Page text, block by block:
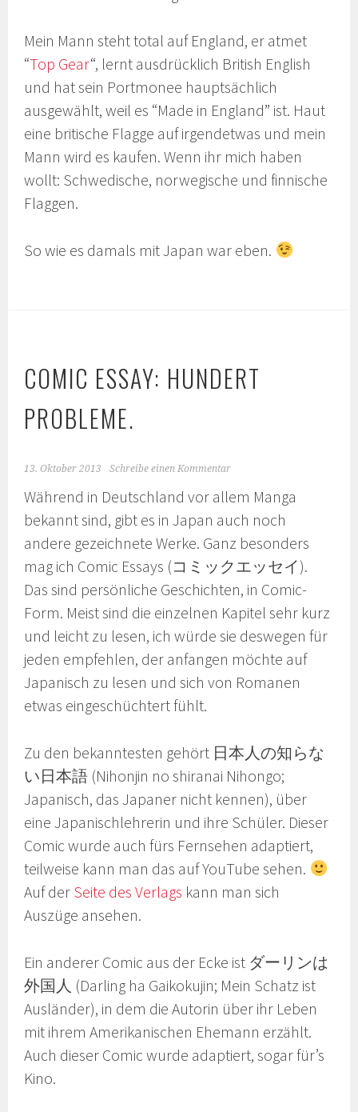
Mein Mann steht total auf England, er atmet
“Top Gear“, lernt ausdrücklich British English
und hat sein Portmonee hauptsächlich
ausgewählt, weil es “Made in England” ist. Haut
eine britische Flagge auf irgendetwas und mein
Mann wird es kaufen. Wenn ihr mich haben
wollt: Schwedische, norwegische und finnische
Flaggen.
So wie es damals mit Japan war eben.
COMIC ESSAY: HUNDERT
PROBLEME.
13. Oktober 2013 Schreibe einen Kommentar
Während in Deutschland vor allem Manga
bekannt sind, gibt es in Japan auch noch
andere gezeichnete Werke. Ganz besonders
mag ich Comic Essays (コミックエッセイ).
Das sind persönliche Geschichten, in Comic-
Form. Meist sind die einzelnen Kapitel sehr kurz
und leicht zu lesen, ich würde sie deswegen für
jeden empfehlen, der anfangen möchte auf
Japanisch zu lesen und sich von Romanen
etwas eingeschüchtert fühlt.
Zu den bekanntesten gehört 日本人の知らな
い日本語 (Nihonjin no shiranai Nihongo;
Japanisch, das Japaner nicht kennen), über
eine Japanischlehrerin und ihre Schüler. Dieser
Comic wurde auch fürs Fernsehen adaptiert,
teilweise kann man das auf YouTube sehen.
Auf der Seite des Verlags kann man sich
Auszüge ansehen.
Ein anderer Comic aus der Ecke ist ダーリンは
外国人 (Darling ha Gaikokujin; Mein Schatz ist
Ausländer), in dem die Autorin über ihr Leben
mit ihrem Amerikanischen Ehemann erzählt.
Auch dieser Comic wurde adaptiert, sogar für’s
Kino.